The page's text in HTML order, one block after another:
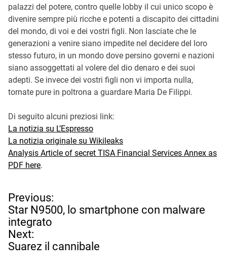
palazzi del potere, contro quelle lobby il cui unico scopo è
divenire sempre più ricche e potenti a discapito dei cittadini
del mondo, di voi e dei vostri figli. Non lasciate che le
generazioni a venire siano impedite nel decidere del loro
stesso futuro, in un mondo dove persino governi e nazioni
siano assoggettati al volere del dio denaro e dei suoi
adepti. Se invece dei vostri figli non vi importa nulla,
tornate pure in poltrona a guardare Maria De Filippi.
Di seguito alcuni preziosi link:
La notizia su L’Espresso
La notizia originale su Wikileaks
Analysis Article of secret TISA Financial Services Annex as
PDF here.
N
a
v
i
g
a
Previous:
Star N9500, lo smartphone con malware
integrato
Next:
Suarez il cannibale